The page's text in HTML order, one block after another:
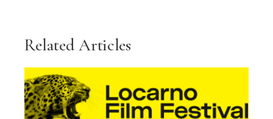
Related Articles